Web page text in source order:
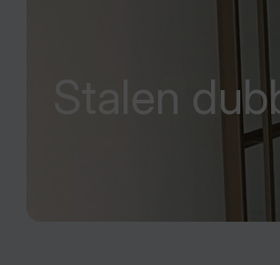
Stalen